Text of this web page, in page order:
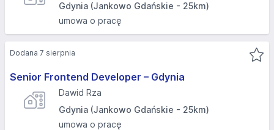
Gdynia (Jankowo Gdańskie - 25km)
umowa o pracę
Senior Frontend Developer – Gdynia
Dawid Rza
Gdynia (Jankowo Gdańskie - 25km)
umowa o pracę
Dodana 7 sierpnia